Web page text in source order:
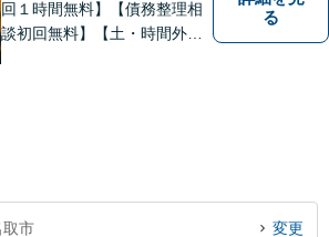
回１時間無料】【債務整理相
談初回無料】【土・時間外応
る
取市 変更